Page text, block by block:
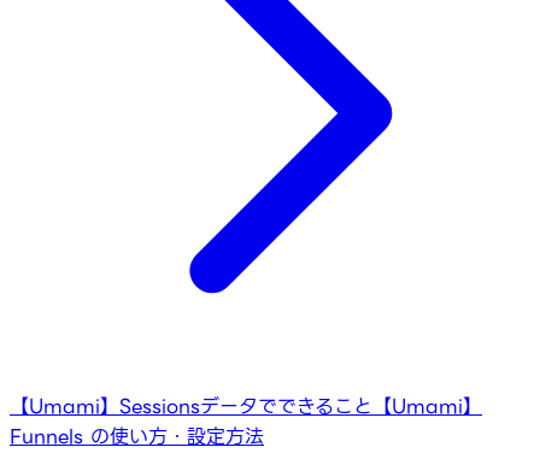
【Umami】Sessionsデータでできること 【Umami】
Funnels の使い方・設定方法